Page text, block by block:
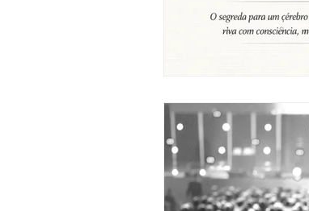
Almoços Convívio
Visitas Culturais